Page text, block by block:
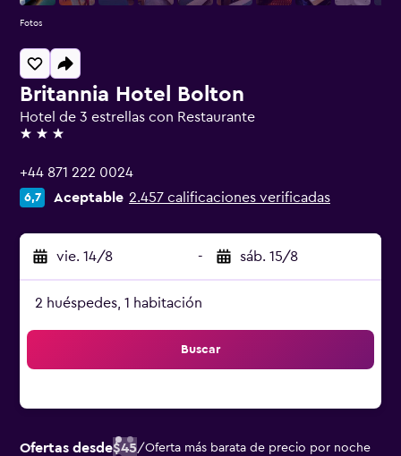
Britannia Hotel Bolton
Hotel de 3 estrellas con Restaurante
3 estrellas
+44 871 222 0024
6,7 Aceptable 2.457 calificaciones verificadas
vie. 14/8 - sáb. 15/8
2 huéspedes, 1 habitación
Buscar
Ofertas desde$45/Oferta más barata de precio por noche
Fotos